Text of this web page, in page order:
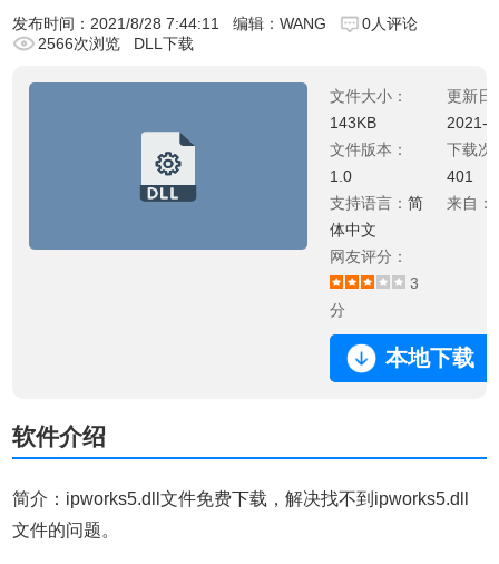
发布时间： 2021/8/28 7:44:11 编辑：WANG
0人评论
2566次浏览
DLL下载
文件大小：
143KB
文件版本：
1.0
支持语言：简
体中文
网友评分：
3
分
更新日
2021-
下载次
401
来自：
本地下载
软件介绍
简介：ipworks5.dll文件免费下载，解决找不到ipworks5.dll
文件的问题。